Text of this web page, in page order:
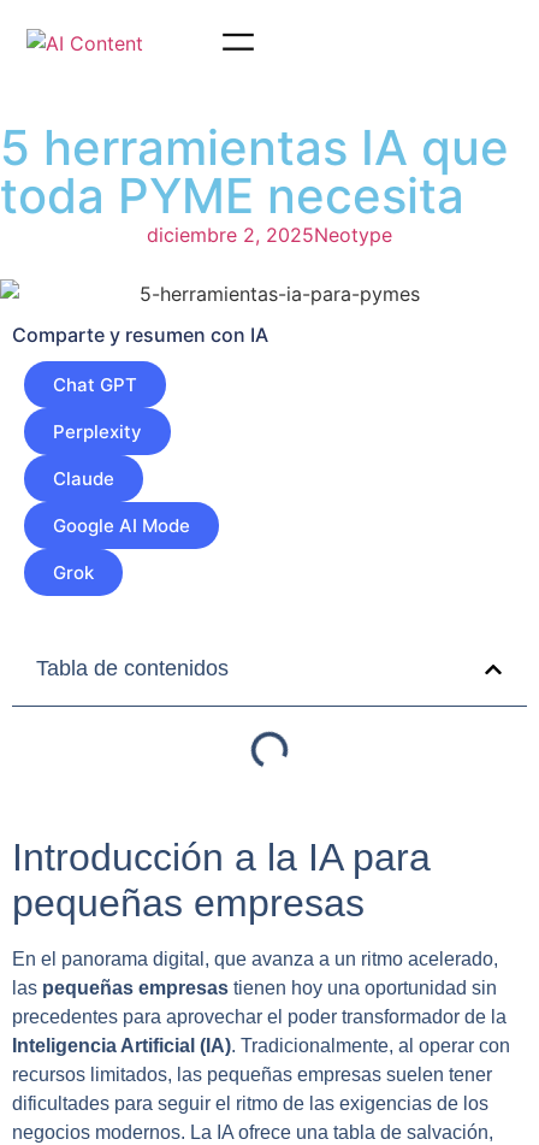
5 herramientas IA que
toda PYME necesita
diciembre 2, 2025Neotype
Comparte y resumen con IA
Chat GPT
Perplexity
Claude
Google AI Mode
Grok
Tabla de contenidos
Introducción a la IA para
pequeñas empresas
En el panorama digital, que avanza a un ritmo acelerado,
las pequeñas empresas tienen hoy una oportunidad sin
precedentes para aprovechar el poder transformador de la
Inteligencia Artificial (IA). Tradicionalmente, al operar con
recursos limitados, las pequeñas empresas suelen tener
dificultades para seguir el ritmo de las exigencias de los
negocios modernos. La IA ofrece una tabla de salvación,